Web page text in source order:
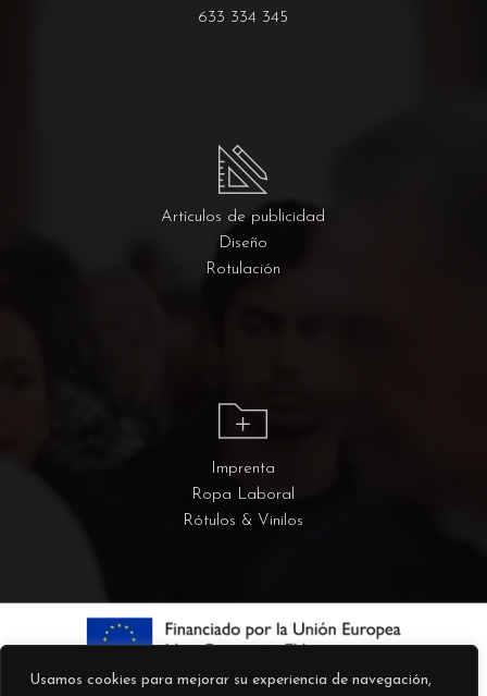
Usamos cookies para mejorar su experiencia de navegación,
633 334 345
Artículos de publicidad
Diseño
Rotulación
Imprenta
Ropa Laboral
Rótulos & Vinilos